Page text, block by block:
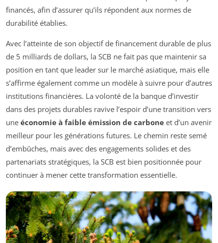
financés, afin d’assurer qu’ils répondent aux normes de
durabilité établies.
Avec l’atteinte de son objectif de financement durable de plus
de 5 milliards de dollars, la SCB ne fait pas que maintenir sa
position en tant que leader sur le marché asiatique, mais elle
s’affirme également comme un modèle à suivre pour d’autres
institutions financières. La volonté de la banque d’investir
dans des projets durables ravive l’espoir d’une transition vers
une économie à faible émission de carbone et d’un avenir
meilleur pour les générations futures. Le chemin reste semé
d’embûches, mais avec des engagements solides et des
partenariats stratégiques, la SCB est bien positionnée pour
continuer à mener cette transformation essentielle.